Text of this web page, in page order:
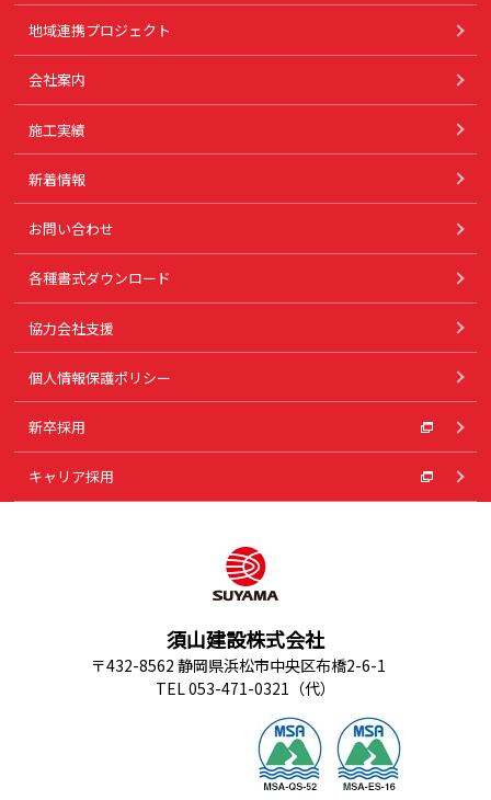
地域連携プロジェクト
会社案内
施工実績
新着情報
お問い合わせ
各種書式ダウンロード
協力会社支援
個人情報保護ポリシー
新卒採用
キャリア採用
須山建設株式会社
〒432-8562 静岡県浜松市中央区布橋2-6-1
TEL 053-471-0321（代）